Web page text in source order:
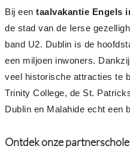
Bij een taalvakantie Engels
de stad van de Ierse
band U2. Dublin is de
een miljoen inwoners.
veel historische attracties te
Trinity College, de St.
Dublin en Malahide echt een
Ontdek onze